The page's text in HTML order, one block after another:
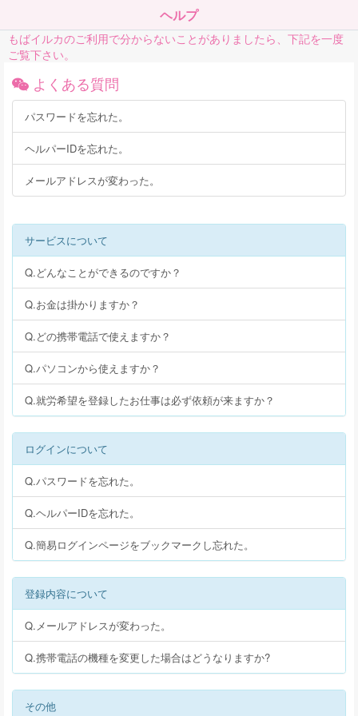
ヘルプ
もばイルカのご利用で分からないことがありましたら、下記を一度
ご覧下さい。
よくある質問
パスワードを忘れた。
ヘルパーIDを忘れた。
メールアドレスが変わった。
サービスについて
Q.どんなことができるのですか？
Q.お金は掛かりますか？
Q.どの携帯電話で使えますか？
Q.パソコンから使えますか？
Q.就労希望を登録したお仕事は必ず依頼が来ますか？
ログインについて
Q.パスワードを忘れた。
Q.ヘルパーIDを忘れた。
Q.簡易ログインページをブックマークし忘れた。
登録内容について
Q.メールアドレスが変わった。
Q.携帯電話の機種を変更した場合はどうなりますか?
その他